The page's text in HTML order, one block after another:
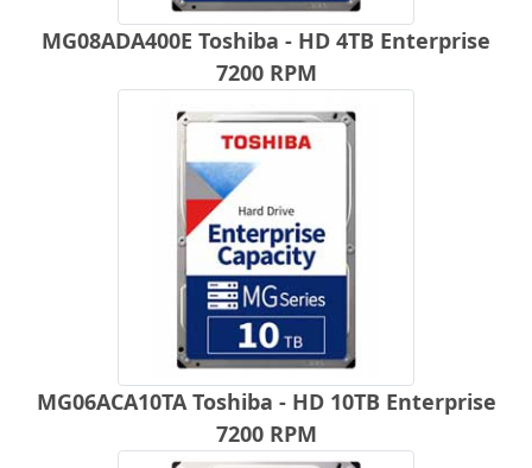
MG08ADA400E Toshiba - HD 4TB Enterprise
7200 RPM
MG06ACA10TA Toshiba - HD 10TB Enterprise
7200 RPM